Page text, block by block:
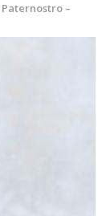
Paternostro –